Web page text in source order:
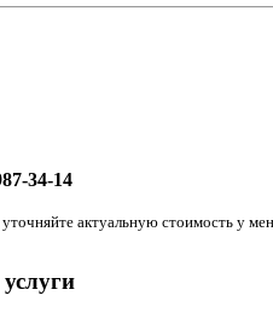
34-14
актуальную стоимость у